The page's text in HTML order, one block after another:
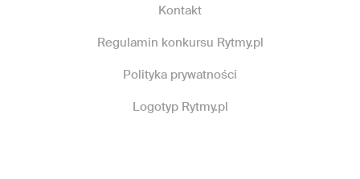
Kontakt
Regulamin konkursu Rytmy.pl
Polityka prywatności
Logotyp Rytmy.pl